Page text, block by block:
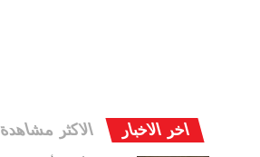
اخر الاخبار الاكثر مشاهدة